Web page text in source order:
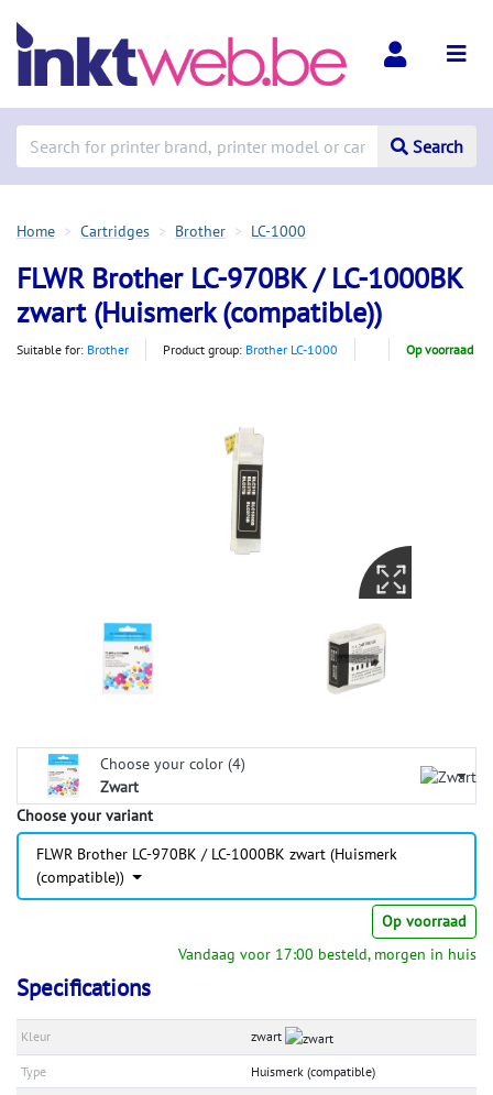
Search
Home Cartridges Brother LC-1000
FLWR Brother LC-970BK / LC-1000BK
zwart (Huismerk (compatible))
Suitable for: Brother Product group: Brother LC-1000 Op voorraad
Choose your color (4)
Zwart
Choose your variant
FLWR Brother LC-970BK / LC-1000BK zwart (Huismerk
(compatible))
Op voorraad
Vandaag voor 17:00 besteld, morgen in huis
Specifications
Kleur zwart
Type
Huismerk (compatible)